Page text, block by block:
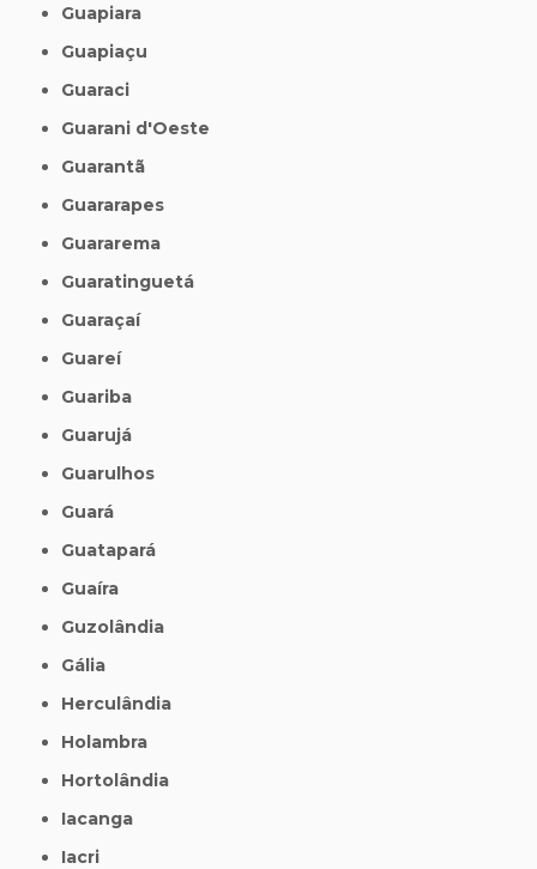
Guapiara
Guapiaçu
Guaraci
Guarani d'Oeste
Guarantã
Guararapes
Guararema
Guaratinguetá
Guaraçaí
Guareí
Guariba
Guarujá
Guarulhos
Guará
Guatapará
Guaíra
Guzolândia
Gália
Herculândia
Holambra
Hortolândia
Iacanga
Iacri